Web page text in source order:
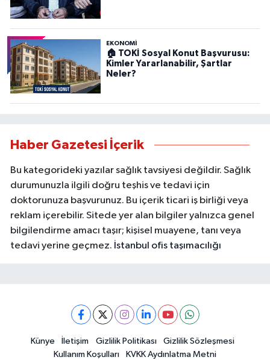
EKONOMİ
🏠 TOKİ Sosyal Konut Başvurusu:
Kimler Yararlanabilir, Şartlar
Neler?
Haber Gazetesi İçerik
Bu kategorideki yazılar sağlık tavsiyesi değildir. Sağlık
durumunuzla ilgili doğru teşhis ve tedavi için
doktorunuza başvurunuz. Bu içerik ticari iş birliği veya
reklam içerebilir. Sitede yer alan bilgiler yalnızca genel
bilgilendirme amacı taşır; kişisel muayene, tanı veya
tedavi yerine geçmez. İstanbul ofis taşımacılığı
Künye İletişim Gizlilik Politikası
Gizlilik Sözleşmesi
Kullanım Koşulları
KVKK Aydınlatma Metni